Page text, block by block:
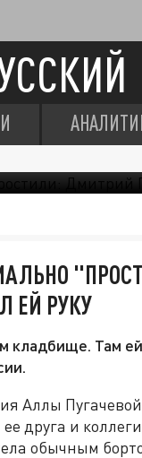
ЕЙ РУКУ
кладбище. Там
Аллы
друга и
обычным